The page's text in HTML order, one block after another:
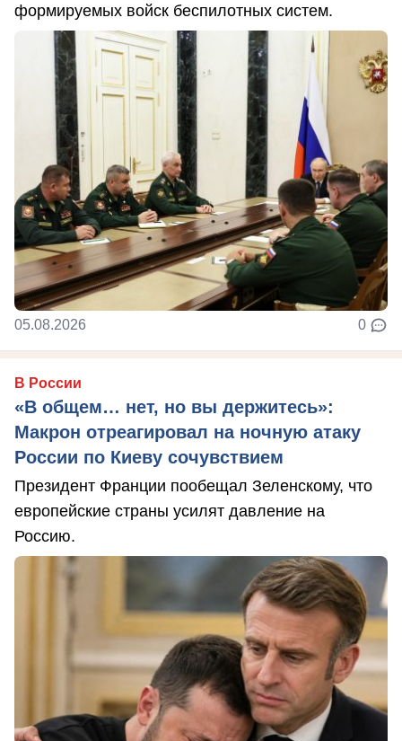
формируемых войск беспилотных систем.
05.08.2026 0
В России
«В общем… нет, но вы держитесь»:
Макрон отреагировал на ночную атаку
России по Киеву сочувствием
Президент Франции пообещал Зеленскому, что
европейские страны усилят давление на
Россию.